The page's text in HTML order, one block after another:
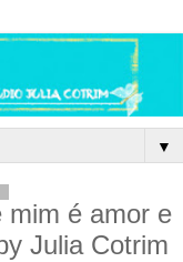
▼
mim é amor e
Julia Cotrim